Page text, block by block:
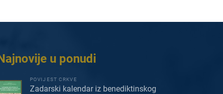
u ponudi
POVIJEST CRKVE
Zadarski kalendar iz benediktinskog